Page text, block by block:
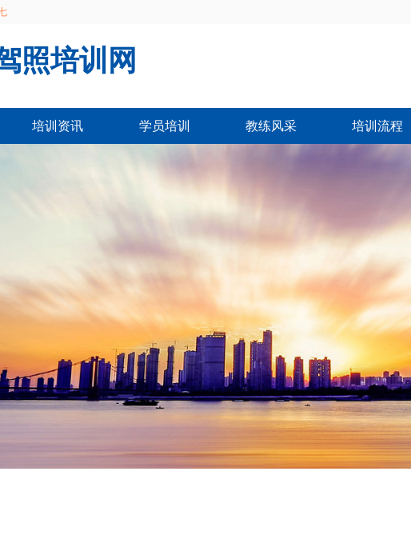
照培训网
培训资讯 学员培训 教练风采 培训流程